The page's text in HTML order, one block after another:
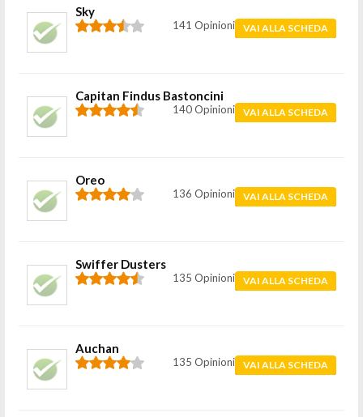
Sky
141 Opinioni VAI ALLA SCHEDA
Capitan Findus Bastoncini
140 Opinioni VAI ALLA SCHEDA
Oreo
136 Opinioni VAI ALLA SCHEDA
Swiffer Dusters
135 Opinioni VAI ALLA SCHEDA
Auchan
135 Opinioni VAI ALLA SCHEDA